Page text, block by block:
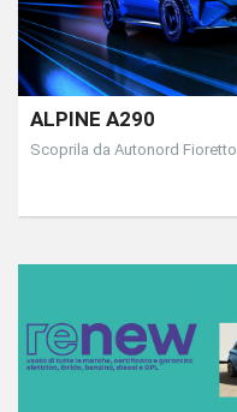
ALPINE A290
Scoprila da Autonord Fioretto